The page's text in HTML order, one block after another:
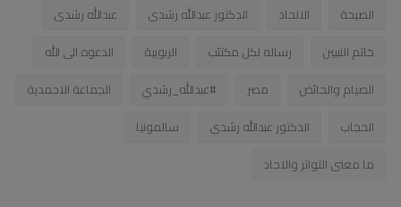
الصيحة
الالحاد الدكتور عبدالله رشدى
عبدالله رشدى
خاتم النبيين
رساله لكل مكتئب الربوبية
الدعوه الى الله
الصيام والحائض
مصر #عبدالله_رشدي
الجماعة الاحمدية
الحجاب
الدكتور عبدالله رشدى
سالمونيا
ما معنى التواتر والاحاد